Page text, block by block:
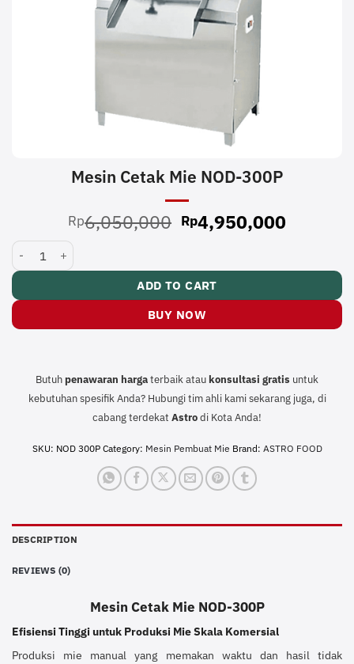
Mesin Cetak Mie NOD-300P
Rp6,050,000 Original
price
Rp6,050,000.
Rp4,950,000Current
Mesin Cetak Mie NOD-300P quantity
ADD TO CART
BUY NOW
Butuh penawaran hargaterbaik atau konsultasi gratis untuk
kebutuhan spesifik Anda? Hubungi tim ahli kami sekarang juga, di
cabang terdekat Astrodi Kota Anda!
SKU: NOD 300P Category: Mesin Pembuat Mie Brand: ASTRO FOOD
DESCRIPTION
REVIEWS (0)
Mesin Cetak Mie NOD-300P
Efisiensi Tinggi untuk Produksi Mie Skala Komersial
Produksi mie manual yang memakan waktu dan hasil tidak